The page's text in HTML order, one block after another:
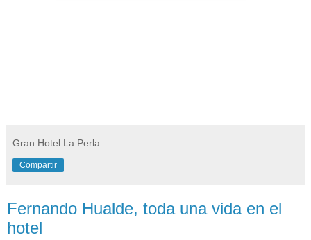
Gran Hotel La Perla
Compartir
Fernando Hualde, toda una vida en el
hotel